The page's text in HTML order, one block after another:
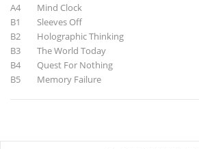
A4 Mind Clock
B1 Sleeves Off
B2 Holographic Thinking
B3 The World Today
B4 Quest For Nothing
B5 Memory Failure